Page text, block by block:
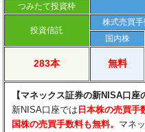
つみたて投資枠
投資信託
株式売買
国内株
283本 無料
【マネックス証券の新NISA口座
新NISA口座では 日本株の売買手
国株の売買手数料も無料。 マネ